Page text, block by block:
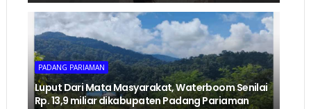
PADANG PARIAMAN
Luput Dari Mata Masyarakat, Waterboom Senilai
Rp. 13,9 miliar dikabupaten Padang Pariaman